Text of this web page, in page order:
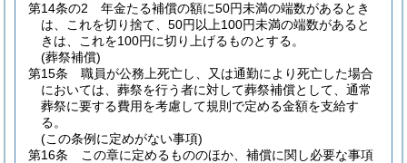
第14条の2
年金たる補償の額に50円未満の端数があるとき
は、これを切り捨て、50円以上100円未満の端数があると
きは、これを100円に切り上げるものとする。
(葬祭補償)
第15条
職員が公務上死亡し、又は通勤により死亡した場合
においては、葬祭を行う者に対して葬祭補償として、通常
葬祭に要する費用を考慮して規則で定める金額を支給す
る。
(この条例に定めがない事項)
第16条
この章に定めるもののほか、補償に関し必要な事項